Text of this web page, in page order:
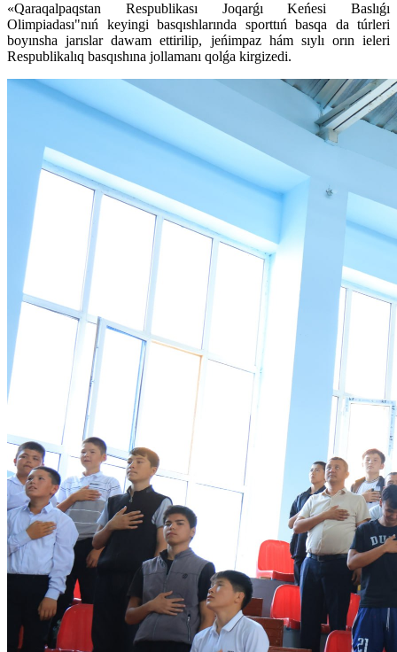
«Qaraqalpaqstan Respublikası Joqarǵı Keńesi Baslıǵı
Olimpiadası"nıń keyingi basqıshlarında sporttıń basqa da túrleri
boyınsha jarıslar dawam ettirilip, jeńimpaz hám sıylı orın ieleri
Respublikalıq basqıshına jollamanı qolǵa kirgizedi.